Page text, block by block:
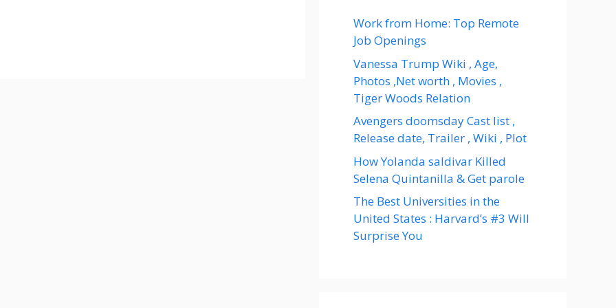
Work from Home: Top Remote
Job Openings
Vanessa Trump Wiki , Age,
Photos ,Net worth , Movies ,
Tiger Woods Relation
Avengers doomsday Cast list ,
Release date, Trailer , Wiki , Plot
How Yolanda saldivar Killed
Selena Quintanilla & Get parole
The Best Universities in the
United States : Harvard’s #3 Will
Surprise You